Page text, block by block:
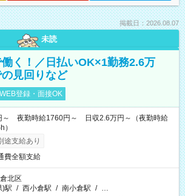
掲載日：2026.08.07
未読
く！／日払いOK×1勤務2.6万
見回りなど
WEB登録・面接OK
～ 夜勤時給1760円～ 日収2.6万円～（夜勤時給
途支給あり
費全額支給
北区
)駅 / 西小倉駅 / 南小倉駅 / …